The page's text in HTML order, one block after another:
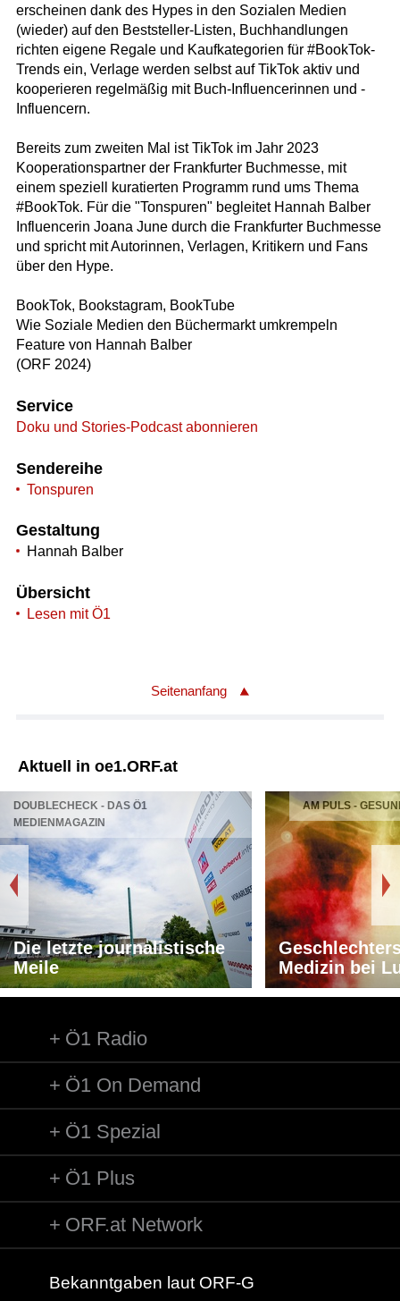
erscheinen dank des Hypes in den Sozialen Medien
(wieder) auf den Beststeller-Listen, Buchhandlungen
richten eigene Regale und Kaufkategorien für #BookTok-
Trends ein, Verlage werden selbst auf TikTok aktiv und
kooperieren regelmäßig mit Buch-Influencerinnen und -
Influencern.
Bereits zum zweiten Mal ist TikTok im Jahr 2023
Kooperationspartner der Frankfurter Buchmesse, mit
einem speziell kuratierten Programm rund ums Thema
#BookTok. Für die "Tonspuren" begleitet Hannah Balber
Influencerin Joana June durch die Frankfurter Buchmesse
und spricht mit Autorinnen, Verlagen, Kritikern und Fans
über den Hype.
BookTok, Bookstagram, BookTube
Wie Soziale Medien den Büchermarkt umkrempeln
Feature von Hannah Balber
(ORF 2024)
Service
Doku und Stories-Podcast abonnieren
Sendereihe
Tonspuren
Gestaltung
Hannah Balber
Übersicht
Lesen mit Ö1
Seitenanfang
Aktuell in oe1.ORF.at
DOUBLECHECK - DAS Ö1
MEDIENMAGAZIN
Die letzte journalistische
Meile
AM PULS -
Medizin bei
Ö1 Radio
Ö1 On Demand
Ö1 Spezial
Ö1 Plus
ORF.at Network
Bekanntgaben laut ORF-G